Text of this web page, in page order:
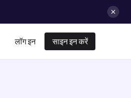
लॉग इन साइन इन करें